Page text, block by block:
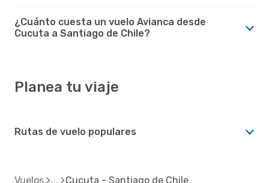
¿Cuánto cuesta un vuelo Avianca desde
Cucuta a Santiago de Chile?
Planea tu viaje
Rutas de vuelo populares
Vuelos Cucuta - Santiago de Chile